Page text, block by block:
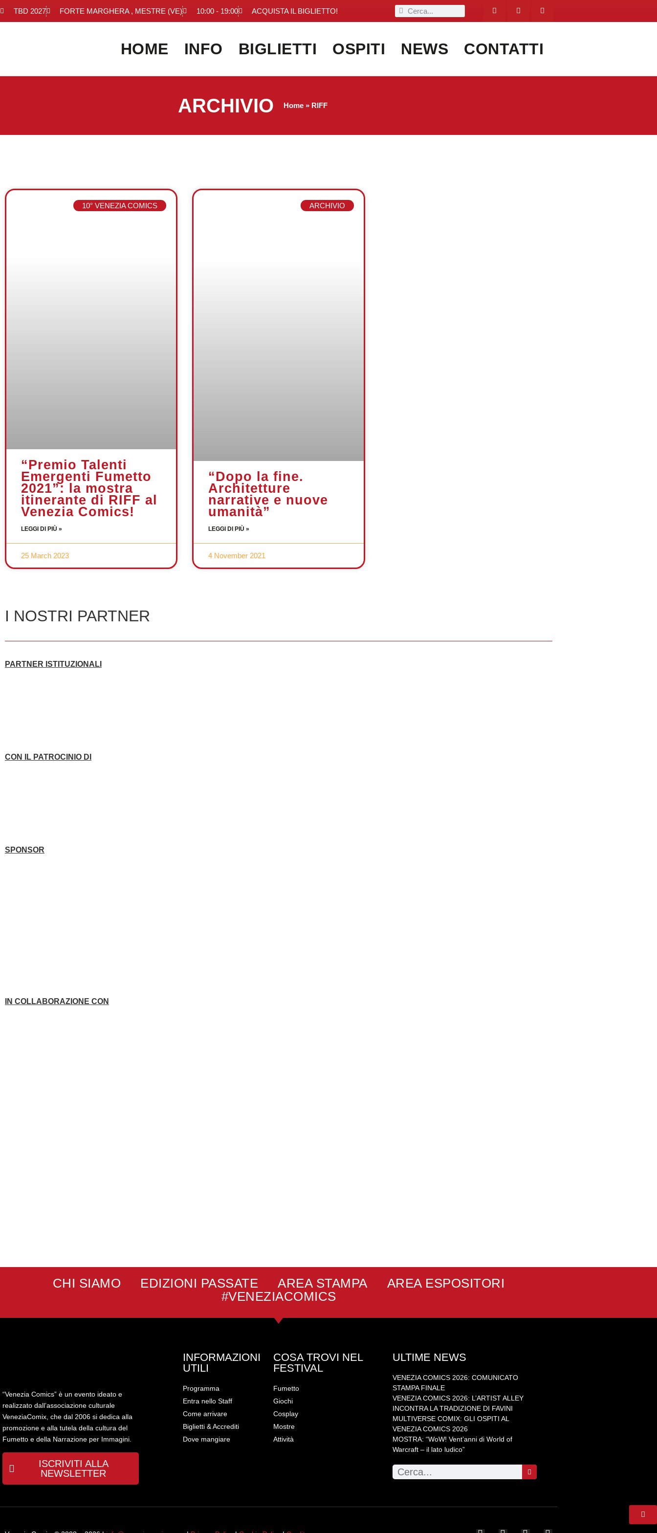
TBD 2027 FORTE MARGHERA , MESTRE (VE) 10:00 - 19:00 ACQUISTA IL BIGLIETTO!
HOME INFO BIGLIETTI OSPITI NEWS CONTATTI
ARCHIVIO Home » RIFF
10° VENEZIA COMICS
“Premio Talenti
Emergenti Fumetto
2021”: la mostra
itinerante di RIFF al
Venezia Comics!
LEGGI DI PIÙ »
25 March 2023
ARCHIVIO
“Dopo la fine.
Architetture
narrative e nuove
umanità”
LEGGI DI PIÙ »
4 November 2021
I NOSTRI PARTNER
PARTNER ISTITUZIONALI
CON IL PATROCINIO DI
SPONSOR
IN COLLABORAZIONE CON
CHI SIAMO EDIZIONI PASSATE AREA STAMPA
AREA ESPOSITORI
#VENEZIACOMICS
“Venezia Comics” è un evento ideato e
realizzato dall’associazione culturale
VeneziaComix, che dal 2006 si dedica alla
promozione e alla tutela della cultura del
Fumetto e della Narrazione per Immagini.
ISCRIVITI ALLA
NEWSLETTER
INFORMAZIONI
UTILI
Programma
Entra nello Staff
Come arrivare
Biglietti & Accrediti
Dove mangiare
COSA TROVI NEL
FESTIVAL
Fumetto
Giochi
Cosplay
Mostre
Attività
ULTIME NEWS
VENEZIA COMICS 2026: COMUNICATO
STAMPA FINALE
VENEZIA COMICS 2026: L’ARTIST ALLEY
INCONTRA LA TRADIZIONE DI FAVINI
MULTIVERSE COMIX: GLI OSPITI AL
VENEZIA COMICS 2026
MOSTRA: “WoW! Vent’anni di World of
Warcraft – il lato ludico”